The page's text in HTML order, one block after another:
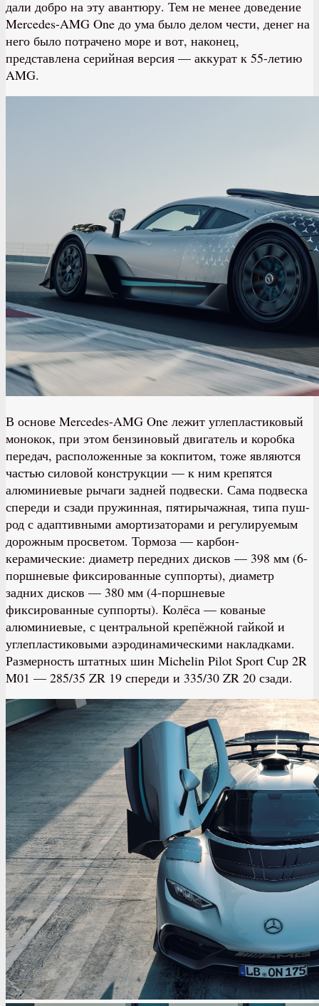
дали добро на эту авантюру. Тем не менее доведение
Mercedes-AMG One до ума было делом чести, денег на
него было потрачено море и вот, наконец,
представлена серийная версия — аккурат к 55-летию
AMG.
В основе Mercedes-AMG One лежит углепластиковый
монокок, при этом бензиновый двигатель и коробка
передач, расположенные за кокпитом, тоже являются
частью силовой конструкции — к ним крепятся
алюминиевые рычаги задней подвески. Сама подвеска
спереди и сзади пружинная, пятирычажная, типа пуш-
род с адаптивными амортизаторами и регулируемым
дорожным просветом. Тормоза — карбон-
керамические: диаметр передних дисков — 398 мм (6-
поршневые фиксированные суппорты), диаметр
задних дисков — 380 мм (4-поршневые
фиксированные суппорты). Колёса — кованые
алюминиевые, с центральной крепёжной гайкой и
углепластиковыми аэродинамическими накладками.
Размерность штатных шин Michelin Pilot Sport Cup 2R
M01 — 285/35 ZR 19 спереди и 335/30 ZR 20 сзади.